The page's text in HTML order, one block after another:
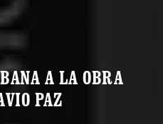
A LA OBRA
PAZ